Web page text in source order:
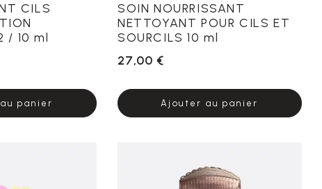
CILS
/ 10 ml
panier
SOIN NOURRISSANT
NETTOYANT POUR CILS ET
SOURCILS 10 ml
27,00 €
Ajouter au panier